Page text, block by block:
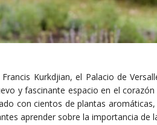
Kurkdjian, el Palacio de
y fascinante espacio en el
con cientos de plantas
aprender sobre la importancia de